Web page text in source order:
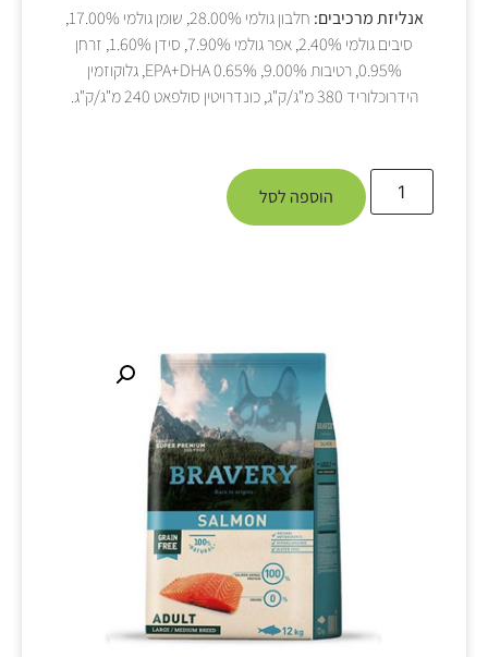
אנליזת מרכיבים:
חלבון גולמי 28.00%, שומן גולמי 17.00%,
סיבים גולמי 2.40%, אפר גולמי 7.90%, סידן 1.60%, זרחן
0.95%, רטיבות 9.00%, EPA+DHA 0.65%, גלוקוזמין
הידרוכלוריד 380 מ"ג/ק"ג, כונדרויטין סולפאט 240 מ"ג/ק"ג.
הוספה לסל